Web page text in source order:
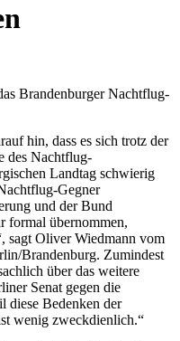
Brandenburger Nachtflug-
hin, dass es sich trotz der
des Nachtflug-
Landtag schwierig
Gegner
und der Bund
formal übernommen,
sagt Oliver Wiedmann vom
Brandenburg. Zumindest
über das weitere
Senat gegen die
diese Bedenken der
wenig zweckdienlich.“